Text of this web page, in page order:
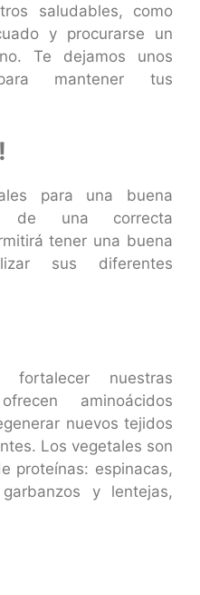
saludables, como
y procurarse un
Te dejamos unos
mantener tus
para una buena
de una correcta
tener una buena
sus diferentes
fortalecer nuestras
aminoácidos
nuevos tejidos
Los vegetales son
proteínas: espinacas,
y lentejas,